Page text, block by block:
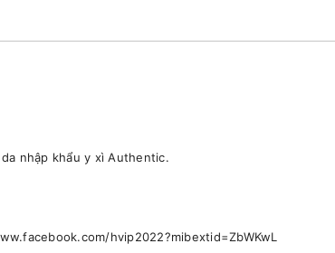
nhập khẩu y xì Authentic.
hvip2022?mibextid=ZbWKwL